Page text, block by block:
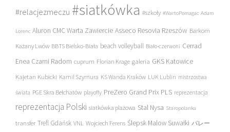
#relacjezmeczu #siatkówka #szkoły #WartoPomagac Adam
Lorenc Aluron CMC Warta Zawiercie Asseco Resovia Rzeszów Barkom
Każany Lwów BBTS Bielsko-Biała beach volleyball Biało-czerwoni Cerrad
Enea Czarni Radom cuprum Florian Krage galeria GKS Katowice
Kajetan Kubicki Kamil Szymura KS Wanda Kraków LUK Lublin mistrzostwa
świata PGE Skra Bełchatów playoffy PreZero Grand Prix PLS reprezentacja
reprezentacja Polski siatkówka plażowa Stal Nysa Staropolanka
transfer Trefl Gdańsk VNL Wojciech Ferens Ślepsk Malow Suwałki バレー